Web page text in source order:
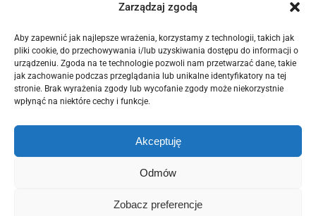
Zarządzaj zgodą
Aby zapewnić jak najlepsze wrażenia, korzystamy z technologii, takich jak
pliki cookie, do przechowywania i/lub uzyskiwania dostępu do informacji o
urządzeniu. Zgoda na te technologie pozwoli nam przetwarzać dane, takie
jak zachowanie podczas przeglądania lub unikalne identyfikatory na tej
stronie. Brak wyrażenia zgody lub wycofanie zgody może niekorzystnie
wpłynąć na niektóre cechy i funkcje.
Akceptuję
Odmów
Zobacz preferencje
Polityka Plików Cookies (EU)
This site is protected by reCAPTCHA and the Google